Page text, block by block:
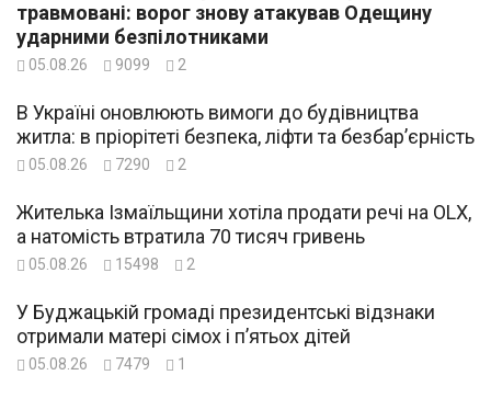
травмовані: ворог знову атакував Одещину
ударними безпілотниками
05.08.26 9099 2
В Україні оновлюють вимоги до будівництва
житла: в пріорітеті безпека, ліфти та безбар’єрність
05.08.26 7290 2
Жителька Ізмаїльщини хотіла продати речі на OLX,
а натомість втратила 70 тисяч гривень
05.08.26 15498 2
У Буджацькій громаді президентські відзнаки
отримали матері сімох і п’ятьох дітей
05.08.26 7479 1